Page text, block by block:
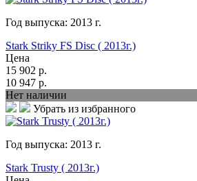
Год выпуска: 2013 г.
Stark Striky FS Disc ( 2013г.)
Цена
15 902 р.
10 947 р.
Нет наличии
Убрать из избранного
Год выпуска: 2013 г.
Stark Trusty ( 2013г.)